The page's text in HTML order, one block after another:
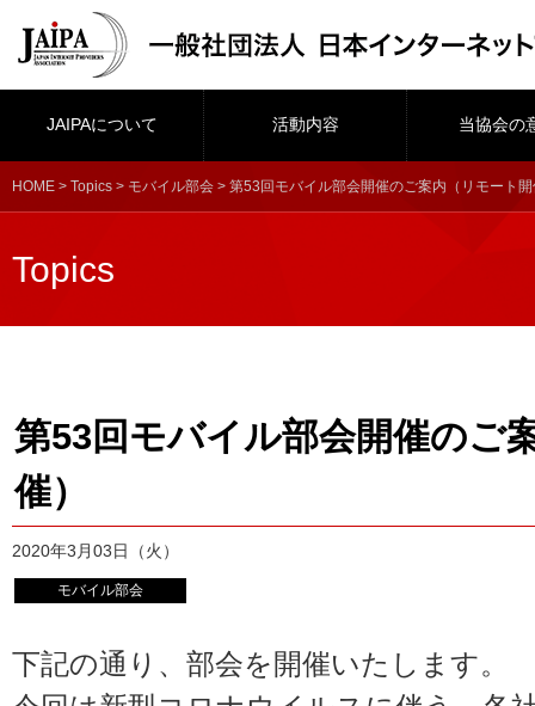
JAIPAについて 活動内容 当協会の
HOME > Topics > モバイル部会 > 第53回モバイル部会開催のご案内（リモート
Topics
第53回モバイル部会開催のご
催）
2020年3月03日（火）
モバイル部会
下記の通り、部会を開催いたします。